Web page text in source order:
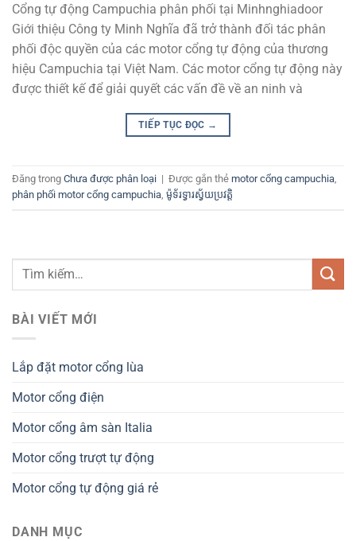
Cổng tự động Campuchia phân phối tại Minhnghiadoor
Giới thiệu Công ty Minh Nghĩa đã trở thành đối tác phân
phối độc quyền của các motor cổng tự động của thương
hiệu Campuchia tại Việt Nam. Các motor cổng tự động này
được thiết kế để giải quyết các vấn đề về an ninh và
TIẾP TỤC ĐỌC →
Đăng trong Chưa được phân loại | Được gắn thẻ motor cổng campuchia
phân phối motor cổng campuchia ម៉ូទ័រទ្វារស្វ័យប្រវត្តិ
BÀI VIẾT MỚI
Lắp đặt motor cổng lùa
Motor cổng điện
Motor cổng âm sàn Italia
Motor cổng trượt tự động
Motor cổng tự động giá rẻ
DANH MỤC